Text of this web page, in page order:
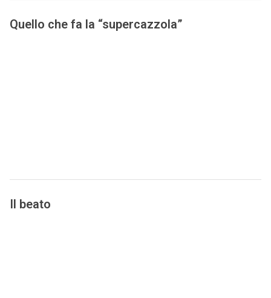
Quello che fa la “supercazzola”
Il beato